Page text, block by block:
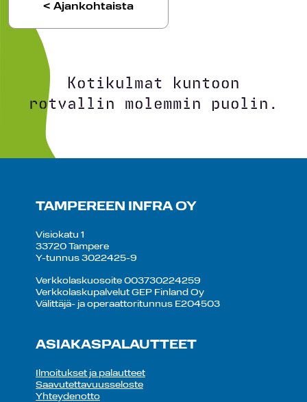
< Ajankohtaista
Kotikulmat kuntoon
rotvallin molemmin puolin.
TAMPEREEN INFRA OY
Visiokatu 1
33720 Tampere
Y-tunnus 3022425-9
Verkkolaskuosoite 003730224259
Verkkolaskupalvelut GEP Finland Oy
Välittäjä- ja operaattoritunnus E204503
ASIAKASPALAUTTEET
Ilmoitukset ja palautteet
Saavutettavuusseloste
Yhteydenotto